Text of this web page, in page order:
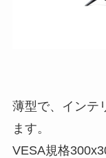
薄型で、インテ
ます。
VESA規格